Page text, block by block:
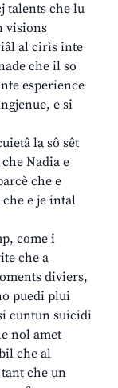
talents che lu
visions
al cirìs inte
che il so
esperience
e si
la sô sêt
Nadia e
che e
e je intal
come i
che a
diviers,
puedi plui
cuntun suicidi
nol amet
che al
che un